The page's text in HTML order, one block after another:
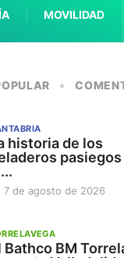
MOVILIDAD
historia de los
7 de agosto de 2026
Bathco BM